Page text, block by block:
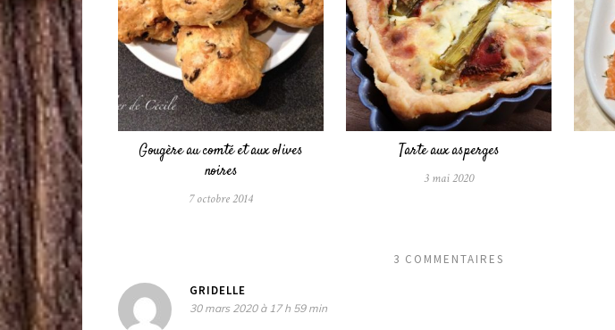
Gougère au comté et aux olives
noires
7 octobre 2014
Tarte aux asperges
3 mai 2020
3 COMMENTAIRES
GRIDELLE
30 mars 2020 à 17 h 59 min